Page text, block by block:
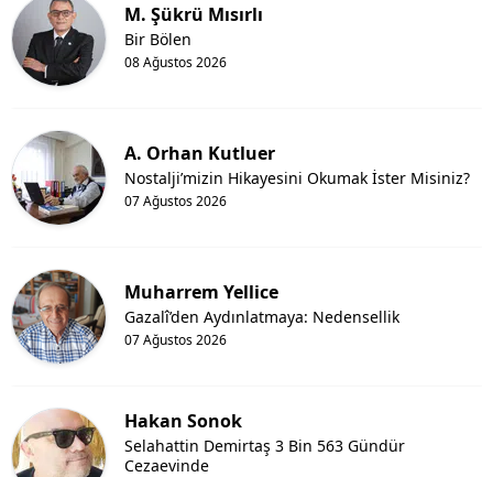
M. Şükrü Mısırlı
08 Ağustos 2026
Bir Bölen
A. Orhan Kutluer
07 Ağustos 2026
Nostalji’mizin Hikayesini Okumak İster Misiniz?
Muharrem Yellice
07 Ağustos 2026
Gazalî’den Aydınlatmaya: Nedensellik
Hakan Sonok
Selahattin Demirtaş 3 Bin 563 Gündür
Cezaevinde